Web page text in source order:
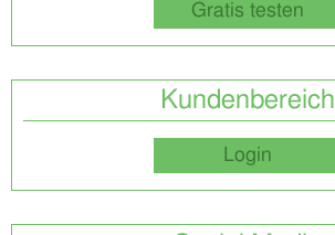
Gratis testen
Kundenbereich
Login